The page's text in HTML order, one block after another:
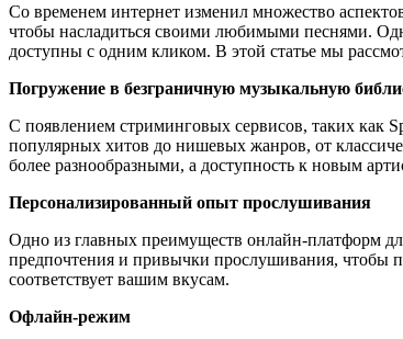
Со временем интернет изменил множество
чтобы насладиться своими любимыми песнями.
доступны с одним кликом. В этой статье мы
Погружение в безграничную музыкальную
С появлением стриминговых сервисов, таких как
популярных хитов до нишевых жанров, от
более разнообразными, а доступность к новым
Персонализированный опыт прослушивания
Одно из главных преимуществ онлайн-платформ
предпочтения и привычки прослушивания, чтобы
соответствует вашим вкусам.
Офлайн-режим